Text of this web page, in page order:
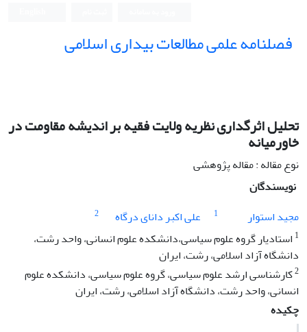
فصلنامه علمی مطالعات بیداری اسلامی
تحلیل اثرگداری نظریه ولایت فقیه بر اندیشه مقاومت در
خاورمیانه
نوع مقاله : مقاله پژوهشی
نویسندگان
مجید استوار
1 علی اکبر دانای درگاه
2
1 استادیار گروه علوم سیاسی،دانشکده علوم انسانی، واحد رشت،
دانشگاه آزاد اسلامی، رشت، ایران
2کارشناسی ارشد علوم سیاسی، گروه علوم سیاسی، دانشکده علوم
انسانی، واحد رشت، دانشگاه آزاد اسلامی، رشت، ایران
چکیده